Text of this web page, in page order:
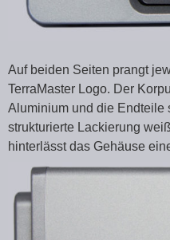
Auf beiden Seiten prangt
TerraMaster Logo. Der
Aluminium und die Endteile
strukturierte Lackierung
hinterlässt das Gehäuse